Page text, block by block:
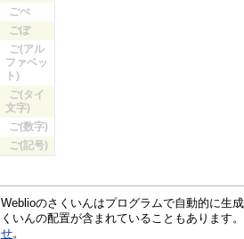
ごぺ
ごぽ
ご(アル
ファベッ
ト)
ご(タイ
文字)
ご(数字)
ご(記号)
Weblioのさくいんはプログラムで自動的に生
くいんの配置が含まれていることもあります
せ。